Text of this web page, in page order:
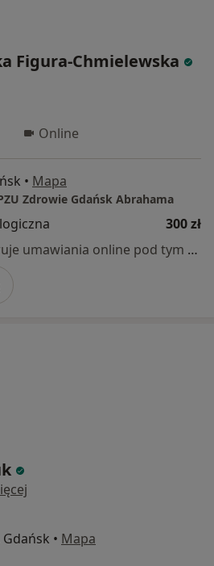
Figura-Chmielewska
Online
• Mapa
Zdrowie Gdańsk Abrahama
300 zł
Specjalista nie oferuje umawiania online pod tym adresem.
• Mapa